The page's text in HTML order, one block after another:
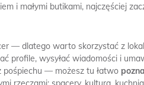
i małymi butikami, najczęściej
— dlatego warto skorzystać z
profile, wysyłać wiadomości i
pośpiechu — możesz tu łatwo